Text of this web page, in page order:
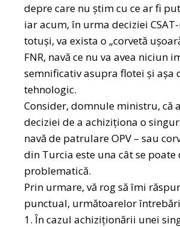
depre care nu știm cu ce ar fi
iar acum, în urma deciziei
totuși, va exista o „corvetă
FNR, navă ce nu va avea niciun
semnificativ asupra flotei și așa
tehnologic.
Consider, domnule ministru, că
deciziei de a achiziționa o
navă de patrulare OPV – sau
din Turcia este una cât se poate
problematică.
Prin urmare, vă rog să îmi
punctual, următoarelor
1. În cazul achiziționării unei